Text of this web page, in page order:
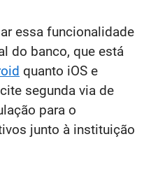
essa funcionalidade
do banco, que está
quanto iOS e
segunda via de
para o
junto à instituição